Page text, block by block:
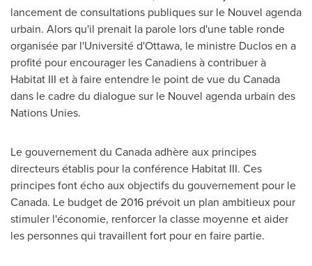
lancement de consultations publiques sur le Nouvel agenda
urbain. Alors qu'il prenait la parole lors d'une table ronde
organisée par l'Université d'Ottawa, le ministre Duclos en a
profité pour encourager les Canadiens à contribuer à
Habitat III et à faire entendre le point de vue du Canada
dans le cadre du dialogue sur le Nouvel agenda urbain des
Nations Unies.
Le gouvernement du Canada adhère aux principes
directeurs établis pour la conférence Habitat III. Ces
principes font écho aux objectifs du gouvernement pour le
Canada. Le budget de 2016 prévoit un plan ambitieux pour
stimuler l'économie, renforcer la classe moyenne et aider
les personnes qui travaillent fort pour en faire partie.